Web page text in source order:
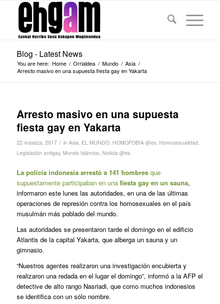
Blog - Latest News
You are here: Home / Orrialdea / Mundo / Asia /
Arresto masivo en una supuesta fiesta gay en Yakarta
Arresto masivo en una supuesta
fiesta gay en Yakarta
22 maiatza, 2017 / in Asia, EL MUNDO, HOMOFOBIA @es, Homosexualidad,
Legislación antigay, Mundo Islámico, Noticia @es
La policía indonesia arrestó a 141 hombres que
supuestamente participaban en una fiesta gay en un sauna,
informaron este lunes las autoridades, en una de las últimas
operaciones de represión contra los homosexuales en el país
musulmán más poblado del mundo.
Las autoridades se presentaron tarde el domingo en el edificio
Atlantis de la capital Yakarta, que alberga un sauna y un
gimnasio.
“Nuestros agentes realizaron una investigación encubierta y
realizaron una redada en el lugar el domingo”, informó a la AFP el
detective de alto rango Nasriadi, que como muchos indonesios
se identifica con un sólo nombre.